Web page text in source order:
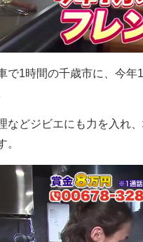
で1時間の千歳市に、今
などジビエにも力を入れ
。